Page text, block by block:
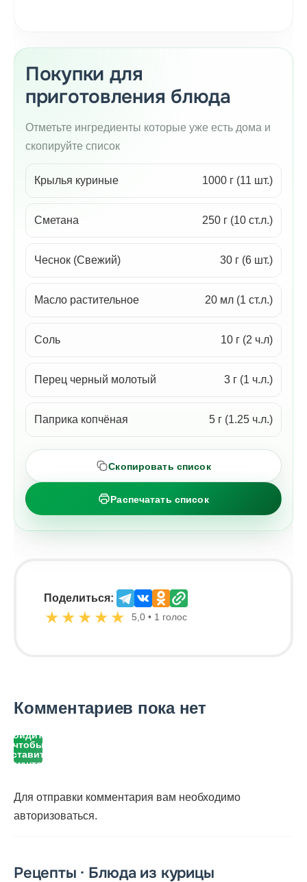
Покупки для
приготовления блюда
Отметьте ингредиенты которые уже есть дома и
скопируйте список
Крылья куриные 1000 г (11 шт.)
Сметана 250 г (10 ст.л.)
Чеснок (Свежий) 30 г (6 шт.)
Масло растительное 20 мл (1 ст.л.)
Соль 10 г (2 ч.л)
Перец черный молотый 3 г (1 ч.л.)
Паприка копчёная 5 г (1.25 ч.л.)
Скопировать список
Распечатать список
Поделиться:
★ ★ ★ ★ ★ 5,0 • 1 голос
Комментариев пока нет
Войдите,
чтобы
оставить
Для отправки комментария вам необходимо
авторизоваться.
Рецепты · Блюда из курицы